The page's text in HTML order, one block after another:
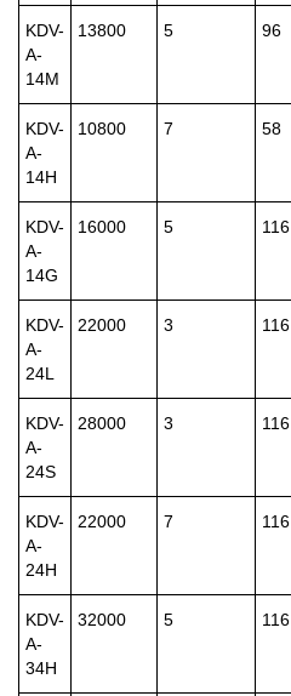
KDV-
A-
14M
13800 5 96
KDV-
A-
14H
10800 7 58
KDV-
A-
14G
16000 5 116
KDV-
A-
24L
22000 3 116
KDV-
A-
24S
28000 3 116
KDV-
A-
24H
22000 7 116
KDV-
A-
34H
32000 5 116